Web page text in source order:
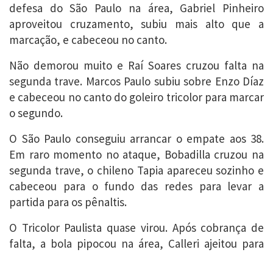
defesa do São Paulo na área, Gabriel Pinheiro
aproveitou cruzamento, subiu mais alto que a
marcação, e cabeceou no canto.
Não demorou muito e Raí Soares cruzou falta na
segunda trave. Marcos Paulo subiu sobre Enzo Díaz
e cabeceou no canto do goleiro tricolor para marcar
o segundo.
O São Paulo conseguiu arrancar o empate aos 38.
Em raro momento no ataque, Bobadilla cruzou na
segunda trave, o chileno Tapia apareceu sozinho e
cabeceou para o fundo das redes para levar a
partida para os pênaltis.
O Tricolor Paulista quase virou. Após cobrança de
falta, a bola pipocou na área, Calleri ajeitou para